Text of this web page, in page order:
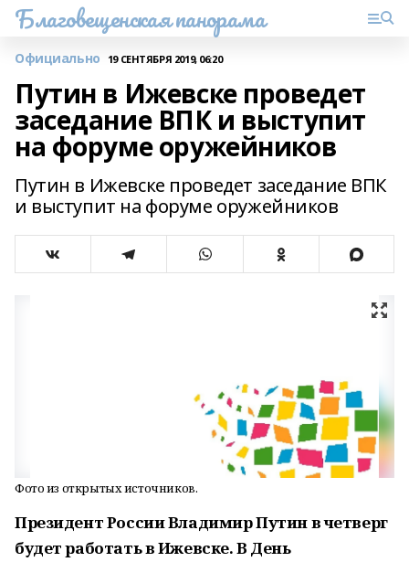
Благовещенская панорама
Официально 19 СЕНТЯБРЯ 2019, 06:20
Путин в Ижевске проведет
заседание ВПК и выступит
на форуме оружейников
Путин в Ижевске проведет заседание ВПК
и выступит на форуме оружейников
Фото из открытых источников.
Президент России Владимир Путин в четверг
будет работать в Ижевске. В День